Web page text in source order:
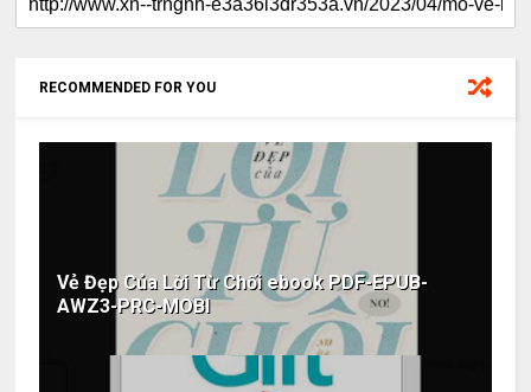
RECOMMENDED FOR YOU
Vẻ Đẹp Của Lời Từ Chối ebook PDF-EPUB-
AWZ3-PRC-MOBI